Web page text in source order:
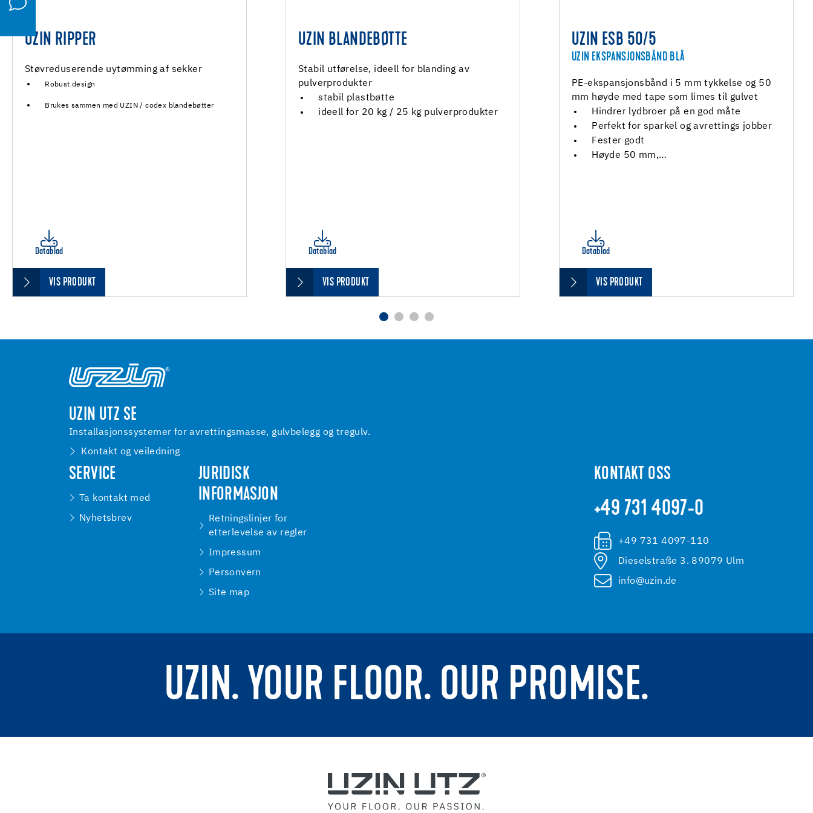
UZIN RIPPER
Støvreduserende uytømming af sekker
Robust design
Brukes sammen med UZIN / codex blandebøtter
Datablad
VIS PRODUKT
UZIN BLANDEBØTTE
Stabil utførelse, ideell for blanding av
pulverprodukter
stabil plastbøtte
ideell for 20 kg / 25 kg pulverprodukter
Datablad
VIS PRODUKT
UZIN ESB 50/5
UZIN EKSPANSJONSBÅND BLÅ
PE-ekspansjonsbånd i 5 mm tykkelse og 50
mm høyde med tape som limes til gulvet
Hindrer lydbroer på en god måte
Perfekt for sparkel og avrettings jobber
Fester godt
Høyde 50 mm,…
Datablad
VIS PRODUKT
UZIN UTZ SE
Installasjonssystemer for avrettingsmasse, gulvbelegg og tregulv.
Kontakt og veiledning
SERVICE
Ta kontakt med
Nyhetsbrev
JURIDISK
INFORMASJON
Retningslinjer for
etterlevelse av regler
Impressum
Personvern
Site map
KONTAKT OSS
+49 731 4097-0
+49 731 4097-110
Dieselstraße 3. 89079 Ulm
info@uzin.de
UZIN. YOUR FLOOR. OUR PROMISE.